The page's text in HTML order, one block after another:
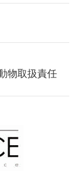
物取扱責任